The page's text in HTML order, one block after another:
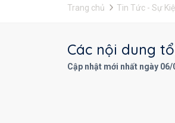
Trang chủ Tin Tức - Sự
Các nội dung
Cập nhật mới nhất ngày